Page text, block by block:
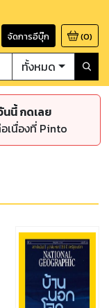
จัดการอีบุ๊ก (0)
ทั้งหมด
นนี้ กดเลย
เนื่องที่ Pinto